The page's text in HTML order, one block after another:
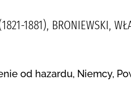
1881), BRONIEWSKI,
od hazardu, Niemcy,